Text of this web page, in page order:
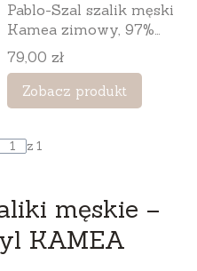
Pablo-Szal szalik męski
Kamea zimowy, 97%
wiskozy, 180 × 25 cm,
kolor granatowy
Cena
79,00 zł
Zobacz produkt
z 1
męskie –
KAMEA